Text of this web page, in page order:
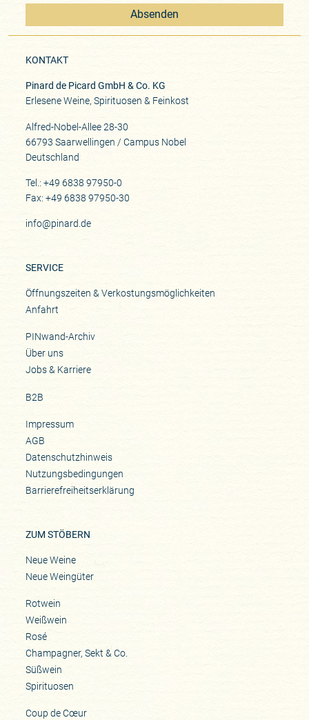
Absenden
KONTAKT
Pinard de Picard GmbH & Co. KG
Erlesene Weine, Spirituosen & Feinkost
Alfred-Nobel-Allee 28-30
66793 Saarwellingen / Campus Nobel
Deutschland
Tel.: +49 6838 97950-0
Fax: +49 6838 97950-30
info@pinard.de
SERVICE
Öffnungszeiten & Verkostungsmöglichkeiten
Anfahrt
PINwand-Archiv
Über uns
Jobs & Karriere
B2B
Impressum
AGB
Datenschutzhinweis
Nutzungsbedingungen
Barrierefreiheitserklärung
ZUM STÖBERN
Neue Weine
Neue Weingüter
Rotwein
Weißwein
Rosé
Champagner, Sekt & Co.
Süßwein
Spirituosen
Coup de Cœur